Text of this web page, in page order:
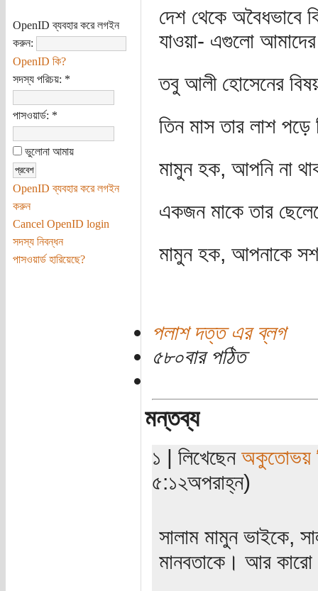
OpenID ব্যবহার করে লগইন
করুন:
OpenID কি?
সদস্য পরিচয়: *
পাসওয়ার্ড: *
ভুলোনা আমায়
OpenID ব্যবহার করে লগইন
করুন
Cancel OpenID login
সদস্য নিবন্ধন
পাসওয়ার্ড হারিয়েছে?
দেশ থেকে অবৈধভাবে
যাওয়া- এগুলো
তবু আলী হোসেনের
তিন মাস তার লাশ পড়ে
মামুন হক, আপনি না
একজন মাকে তার
মামুন হক, আপনাকে
পলাশ দত্ত এর ব্লগ
৫৮০বার পঠিত
মন্তব্য
১ | লিখেছেন অকুতোভয়
৫:১২অপরাহ্ন)
সালাম মামুন ভাইকে,
মানবতাকে। আর কারো